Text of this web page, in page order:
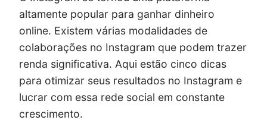
altamente popular para ganhar dinheiro
online. Existem várias modalidades de
colaborações no Instagram que podem trazer
renda significativa. Aqui estão cinco dicas
para otimizar seus resultados no Instagram e
lucrar com essa rede social em constante
crescimento.